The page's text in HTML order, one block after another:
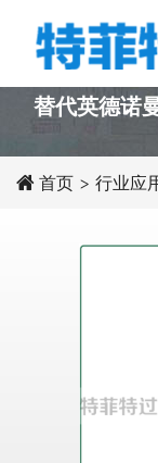
替代英德诺
首页 > 行业应